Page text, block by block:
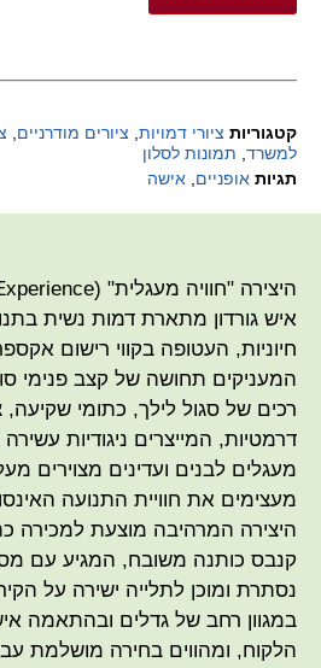
קטגוריות ציורי דמויות, ציורים מודרניים,
למשרד, תמונות לסלון
תגיות אופניים, אישה
איש גורדון מתארת דמות נשית
חיוניות, העטופה בקווי רישום
המעניקים תחושה של קצב פנימי
רכים של סגול לילך, כתומי שקיעה,
דרמטיות, המייצרים ניגודיות
מעגלים לבנים ועדינים מצוירים
מעצימים את חוויית התנועה
היצירה המרהיבה מוצעת למכירה
קנבס כותנה משובח, המגיע עם
נסתרת ומוכן לתלייה ישירה על
במגוון רחב של גדלים ובהתאמה
הלקוח, ומהווים בחירה מושלמת